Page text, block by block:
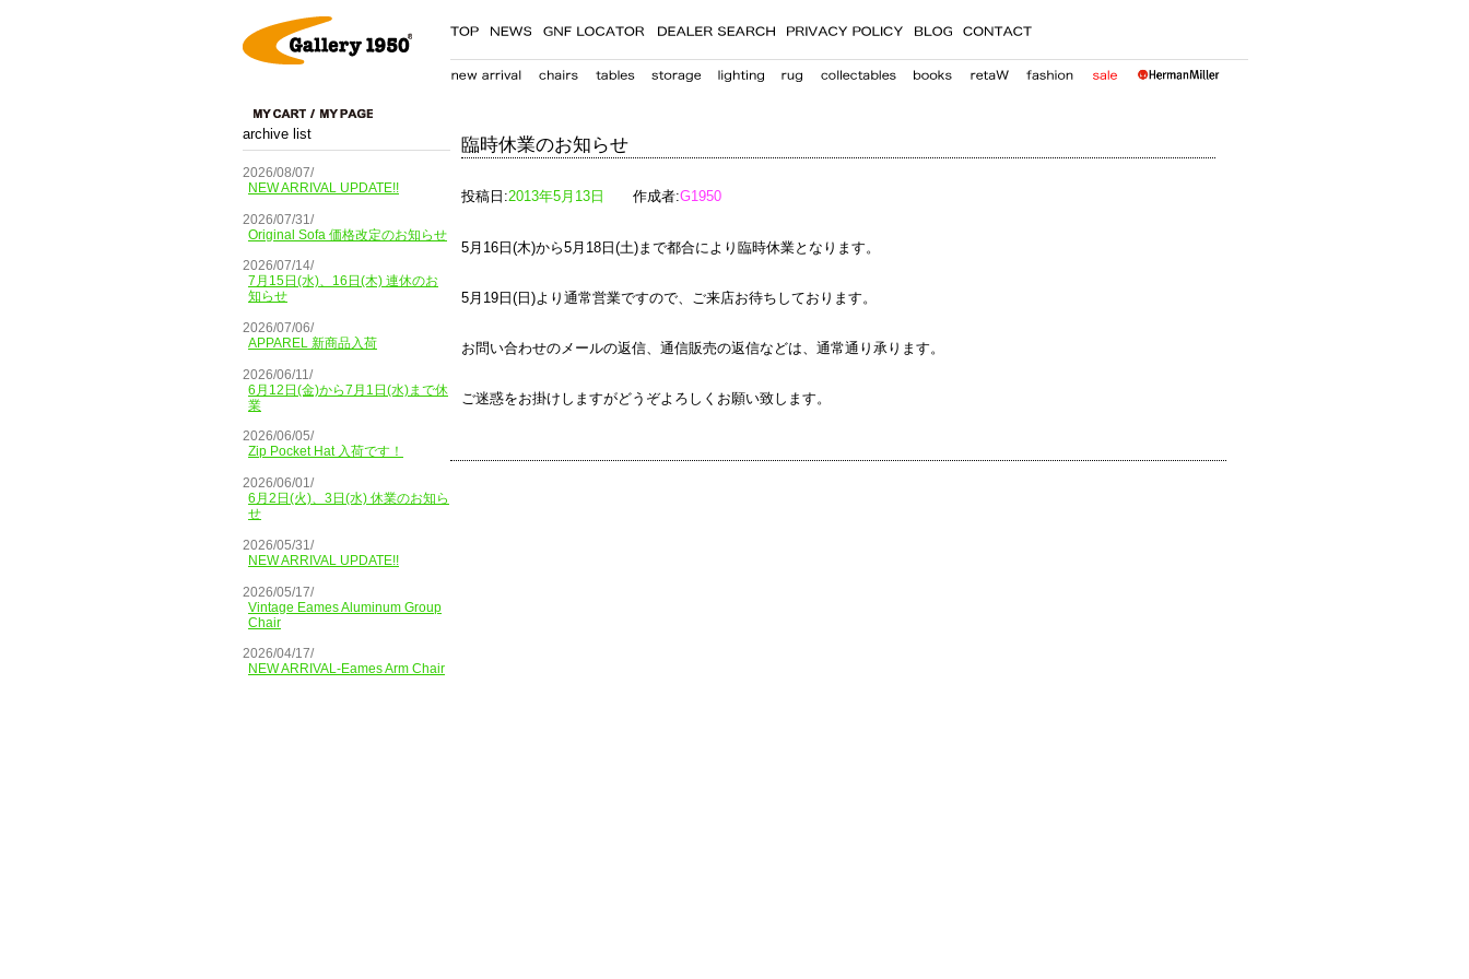
archive list
2026/08/07/
NEW ARRIVAL UPDATE!!
2026/07/31/
Original Sofa 価格改定のお知らせ
2026/07/14/
7月15日(水)、16日(木) 連休のお
知らせ
2026/07/06/
APPAREL 新商品入荷
2026/06/11/
6月12日(金)から7月1日(水)まで休
業
2026/06/05/
Zip Pocket Hat 入荷です！
2026/06/01/
6月2日(火)、3日(水) 休業のお知ら
せ
2026/05/31/
NEW ARRIVAL UPDATE!!
2026/05/17/
Vintage Eames Aluminum Group
Chair
2026/04/17/
NEW ARRIVAL-Eames Arm Chair
臨時休業のお知らせ
投稿日:2013年5月13日 作成者:G1950
5月16日(木)から5月18日(土)まで都合により臨時休業となります。
5月19日(日)より通常営業ですので、ご来店お待ちしております。
お問い合わせのメールの返信、通信販売の返信などは、通常通り承ります。
ご迷惑をお掛けしますがどうぞよろしくお願い致します。